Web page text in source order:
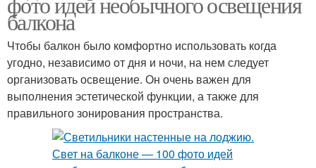
балкона
Чтобы балкон было комфортно использовать когда
угодно, независимо от дня и ночи, на нем следует
организовать освещение. Он очень важен для
выполнения эстетической функции, а также для
правильного зонирования пространства.